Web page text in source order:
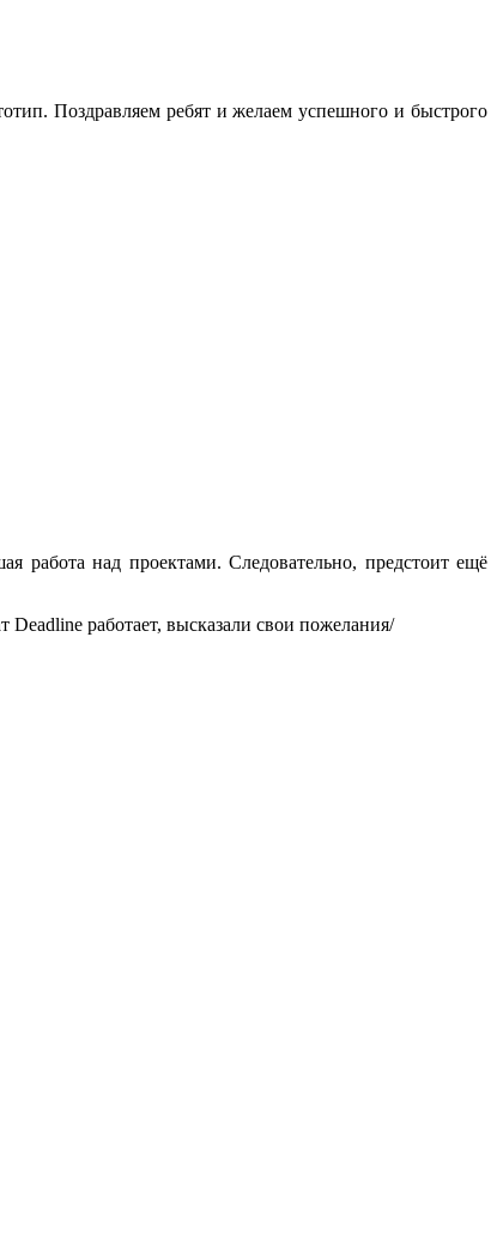
Поздравляем ребят и желаем успешного и быстрого
работа над проектами. Следовательно, предстоит ещё
работает, высказали свои пожелания/